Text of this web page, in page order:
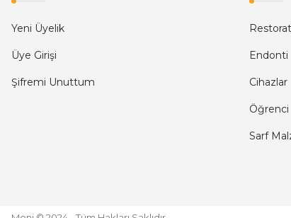
Yeni Üyelik
Üye Girişi
Şifremi Unuttum
Endonti
Cihazlar
Öğrenci
Sarf